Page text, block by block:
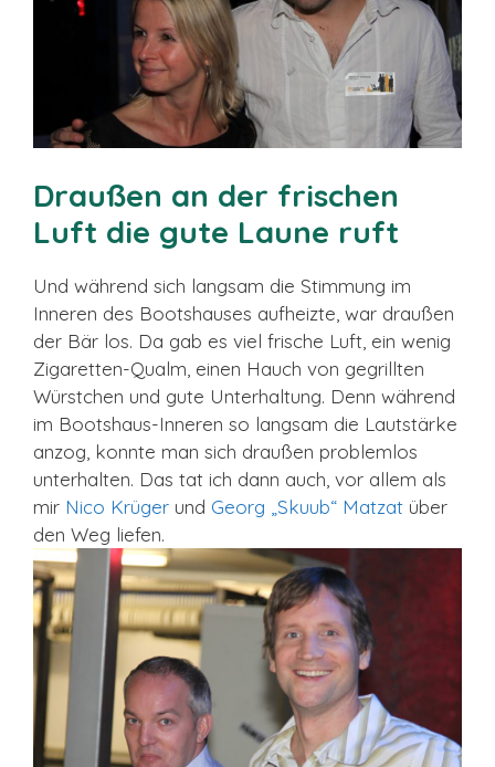
Draußen an der frischen
Luft die gute Laune ruft
Und während sich langsam die Stimmung im
Inneren des Bootshauses aufheizte, war draußen
der Bär los. Da gab es viel frische Luft, ein wenig
Zigaretten-Qualm, einen Hauch von gegrillten
Würstchen und gute Unterhaltung. Denn während
im Bootshaus-Inneren so langsam die Lautstärke
anzog, konnte man sich draußen problemlos
unterhalten. Das tat ich dann auch, vor allem als
mir Nico Krüger und Georg „Skuub“ Matzat über
den Weg liefen.